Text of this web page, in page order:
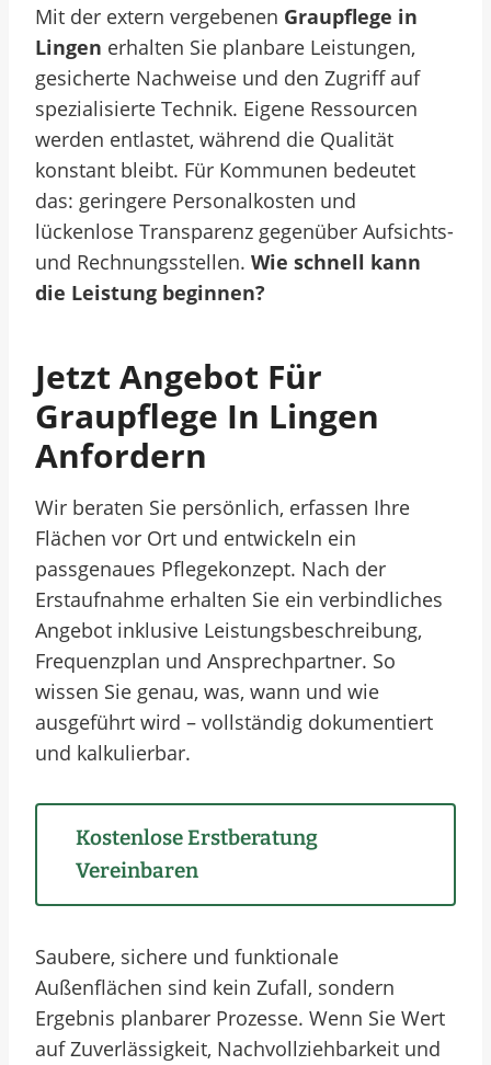
Mit der extern vergebenen Graupflege in
Lingen erhalten Sie planbare Leistungen,
gesicherte Nachweise und den Zugriff auf
spezialisierte Technik. Eigene Ressourcen
werden entlastet, während die Qualität
konstant bleibt. Für Kommunen bedeutet
das: geringere Personalkosten und
lückenlose Transparenz gegenüber Aufsichts-
und Rechnungsstellen. Wie schnell kann
die Leistung beginnen?
Jetzt Angebot Für
Graupflege In Lingen
Anfordern
Wir beraten Sie persönlich, erfassen Ihre
Flächen vor Ort und entwickeln ein
passgenaues Pflegekonzept. Nach der
Erstaufnahme erhalten Sie ein verbindliches
Angebot inklusive Leistungsbeschreibung,
Frequenzplan und Ansprechpartner. So
wissen Sie genau, was, wann und wie
ausgeführt wird – vollständig dokumentiert
und kalkulierbar.
Kostenlose Erstberatung
Vereinbaren
Saubere, sichere und funktionale
Außenflächen sind kein Zufall, sondern
Ergebnis planbarer Prozesse. Wenn Sie Wert
auf Zuverlässigkeit, Nachvollziehbarkeit und